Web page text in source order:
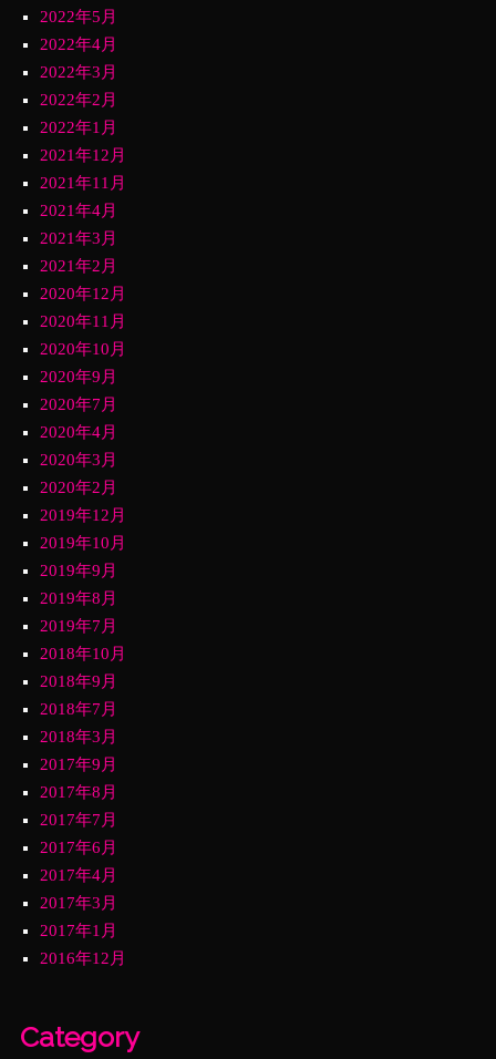
2022年5月
2022年4月
2022年3月
2022年2月
2022年1月
2021年12月
2021年11月
2021年4月
2021年3月
2021年2月
2020年12月
2020年11月
2020年10月
2020年9月
2020年7月
2020年4月
2020年3月
2020年2月
2019年12月
2019年10月
2019年9月
2019年8月
2019年7月
2018年10月
2018年9月
2018年7月
2018年3月
2017年9月
2017年8月
2017年7月
2017年6月
2017年4月
2017年3月
2017年1月
2016年12月
Category